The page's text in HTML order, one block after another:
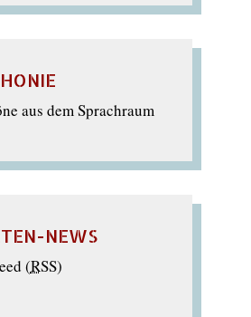
aus dem Sprachraum
NEWS
(RSS)